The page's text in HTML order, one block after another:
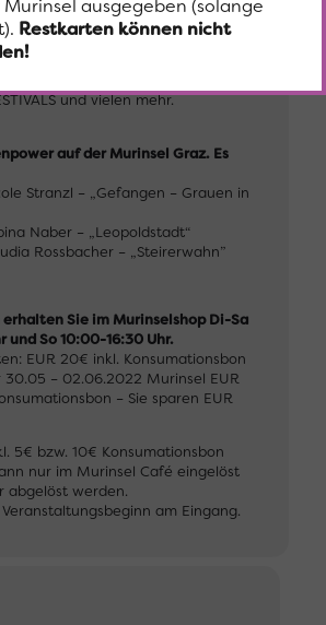
Buchhandlung Moser:
und vielen mehr.
auf der Murinsel Graz. Es
Stranzl – „Gefangen – Grauen in
Naber – „Leopoldstadt“
Rossbacher – „Steirerwahn”
Sie im Murinselshop Di-Sa
und So 10:00-16:30 Uhr.
EUR 20€ inkl. Konsumationsbon
– 02.06.2022 Murinsel EUR
– Sie sparen EUR
5€ bzw. 10€ Konsumationsbon
nur im Murinsel Café eingelöst
abgelöst werden.
am Eingang.
ausgegeben (solange
Restkarten können nicht